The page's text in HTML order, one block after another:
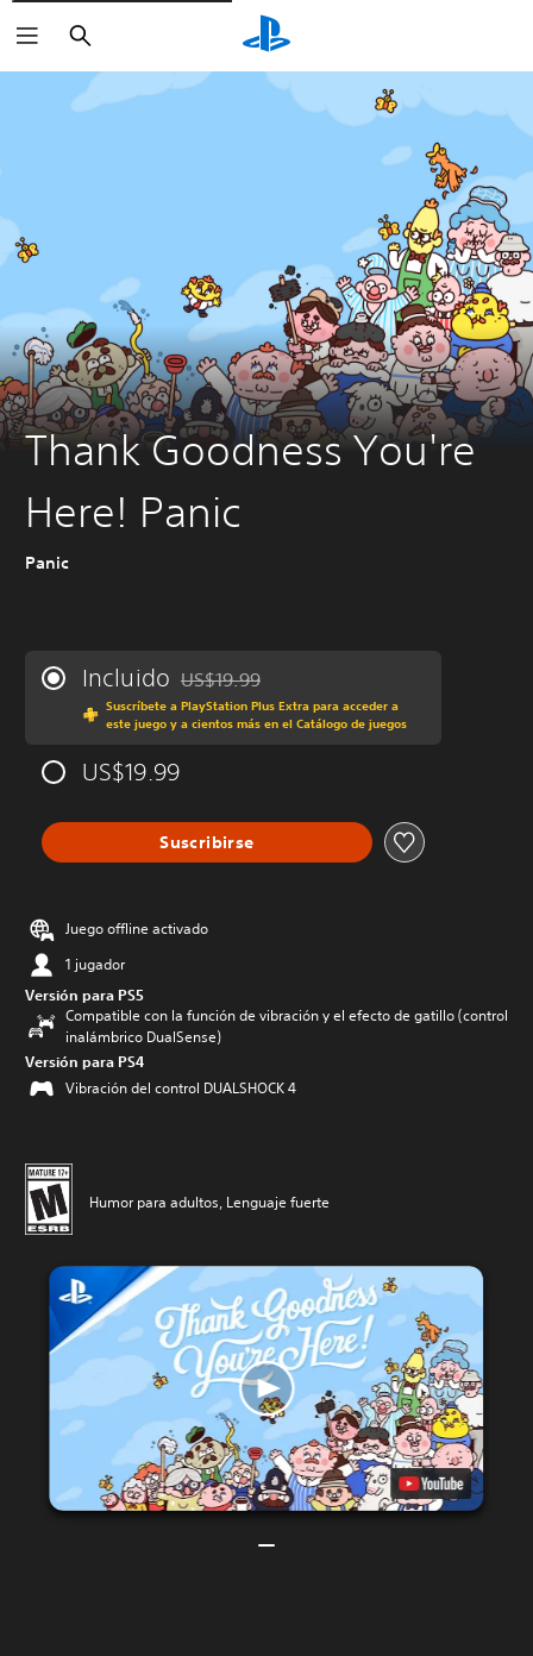
Buscar
Thank Goodness You're
Here! Panic
Panic
Incluido Rebajado del precio original de US$19.99
US$19.99
Suscríbete a PlayStation Plus Extra para acceder a
este juego y a cientos más en el Catálogo de juegos
US$19.99
Suscribirse
Juego offline activado
1 jugador
Versión para PS5
Compatible con la función de vibración y el efecto de gatillo (control
inalámbrico DualSense)
Versión para PS4
Vibración del control DUALSHOCK 4
Humor para adultos, Lenguaje fuerte